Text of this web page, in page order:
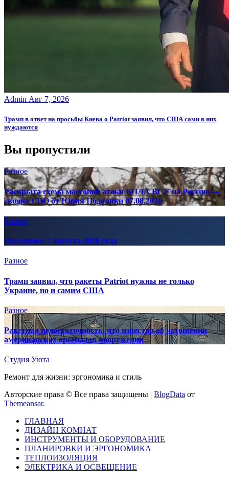
Admin Авг 7, 2026
Трамп в ответ на просьбы Киева о Patriot заявил, что США сами в них
нуждаются
Вы пропустили
Разное
Раскрыта схема массовой атаки БПЛА ВСУ на Россию —
сводка СВО от Юрия Подоляки 07.08.2026
Разное
Праздники 7 августа 2026 года
Разное
Трамп заявил, что ракеты Patriot нужны не только
Украине, но и самим США
Разное
Ракетная недостаточность: что известно об истощении
американских арсеналов вооружения
Студия Уюта
Ремонт для жизни: эргономика и стиль
Авторские права © Все права защищены | BlogData от
Themeansar.
ГЛАВНАЯ
ДИЗАЙН КОМНАТ
ИНСТРУМЕНТЫ И ОБОРУДОВАНИЕ
ПЛАНИРОВКИ И ЭРГОНОМИКА
ТЕПЛОИЗОЛЯЦИЯ
ЭЛЕКТРИКА И ОСВЕЩЕНИЕ